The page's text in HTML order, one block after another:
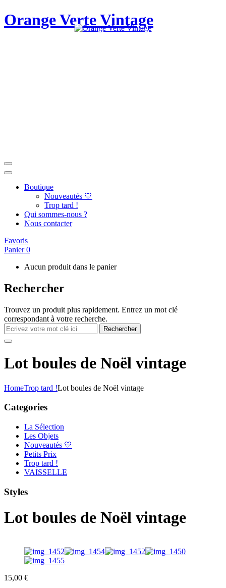
Orange Verte Vintage
Boutique
Nouveautés 💛
Trop tard !
Qui sommes-nous ?
Nous contacter
Favoris
Panier0
Aucun produit dans le panier
Rechercher
Trouvez un produit plus rapidement. Entrez un mot clé
correspondant à votre recherche.
Rechercher
Lot boules de Noël vintage
HomeTrop tard !Lot boules de Noël vintage
Categories
La Sélection
Les Objets
Nouveautés 💛
Petits Prix
Trop tard !
VAISSELLE
Styles
Lot boules de Noël vintage
15,00 €